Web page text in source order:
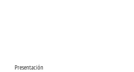
Presentación